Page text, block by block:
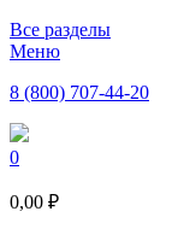
Все разделы
Меню
8 (800) 707-44-20
0
0,00 ₽